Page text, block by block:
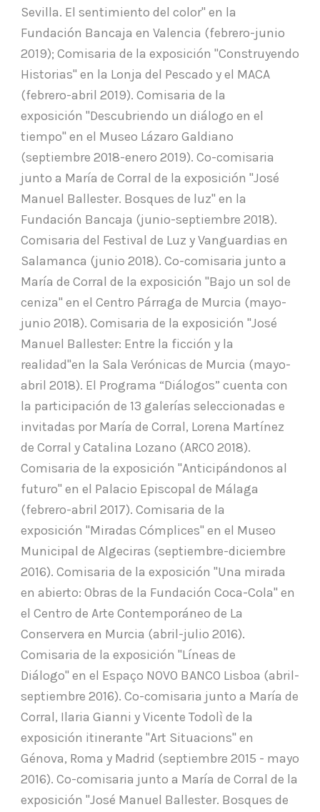
Sevilla. El sentimiento del color" en la
Fundación Bancaja en Valencia (febrero-junio
2019); Comisaria de la exposición "Construyendo
Historias" en la Lonja del Pescado y el MACA
(febrero-abril 2019). Comisaria de la
exposición "Descubriendo un diálogo en el
tiempo" en el Museo Lázaro Galdiano
(septiembre 2018-enero 2019). Co-comisaria
junto a María de Corral de la exposición "José
Manuel Ballester. Bosques de luz" en la
Fundación Bancaja (junio-septiembre 2018).
Comisaria del Festival de Luz y Vanguardias en
Salamanca (junio 2018). Co-comisaria junto a
María de Corral de la exposición "Bajo un sol de
ceniza" en el Centro Párraga de Murcia (mayo-
junio 2018). Comisaria de la exposición "José
Manuel Ballester: Entre la ficción y la
realidad"en la Sala Verónicas de Murcia (mayo-
abril 2018). El Programa “Diálogos” cuenta con
la participación de 13 galerías seleccionadas e
invitadas por María de Corral, Lorena Martínez
de Corral y Catalina Lozano (ARCO 2018).
Comisaria de la exposición "Anticipándonos al
futuro" en el Palacio Episcopal de Málaga
(febrero-abril 2017). Comisaria de la
exposición "Miradas Cómplices" en el Museo
Municipal de Algeciras (septiembre-diciembre
2016). Comisaria de la exposición "Una mirada
en abierto: Obras de la Fundación Coca-Cola" en
el Centro de Arte Contemporáneo de La
Conservera en Murcia (abril-julio 2016).
Comisaria de la exposición "Líneas de
Diálogo" en el Espaço NOVO BANCO Lisboa (abril-
septiembre 2016). Co-comisaria junto a María de
Corral, Ilaria Gianni y Vicente Todolì de la
exposición itinerante "Art Situacions" en
Génova, Roma y Madrid (septiembre 2015 - mayo
2016). Co-comisaria junto a María de Corral de la
exposición "José Manuel Ballester. Bosques de